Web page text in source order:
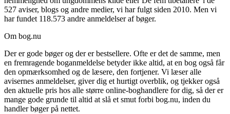
527 aviser, blogs og andre medier, vi har fulgt siden 2010. Men vi
har fundet 118.573 andre anmeldelser af bøger.
Om bog.nu
Der er gode bøger og der er bestsellere. Ofte er det de samme, men
en fremragende boganmeldelse betyder ikke altid, at en bog også får
den opmærksomhed og de læsere, den fortjener. Vi læser alle
avisernes anmeldelser, giver dig et hurtigt overblik, og tjekker også
den aktuelle pris hos alle større online-boghandlere for dig, så der er
mange gode grunde til altid at slå et smut forbi bog.nu, inden du
handler bøger på nettet.